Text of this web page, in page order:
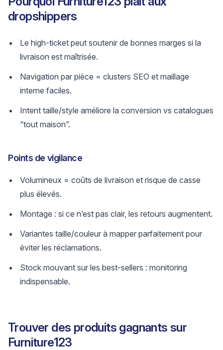
dropshippers
Le high-ticket peut soutenir de bonnes marges si la
livraison est maîtrisée.
Navigation par pièce = clusters SEO et maillage
interne faciles.
Intent taille/style améliore la conversion vs catalogues
“tout maison”.
Points de vigilance
Volumineux = coûts de livraison et risque de casse
plus élevés.
Montage : si ce n’est pas clair, les retours augmentent.
Variantes taille/couleur à mapper parfaitement pour
éviter les réclamations.
Stock mouvant sur les best-sellers : monitoring
indispensable.
Trouver des produits gagnants sur
Furniture123